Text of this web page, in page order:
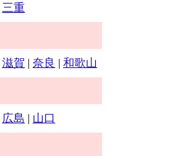
三重
滋賀 | 奈良 | 和歌山
広島 | 山口